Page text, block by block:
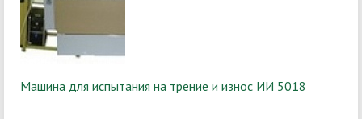
Машина для испытания на трение и износ ИИ 5018